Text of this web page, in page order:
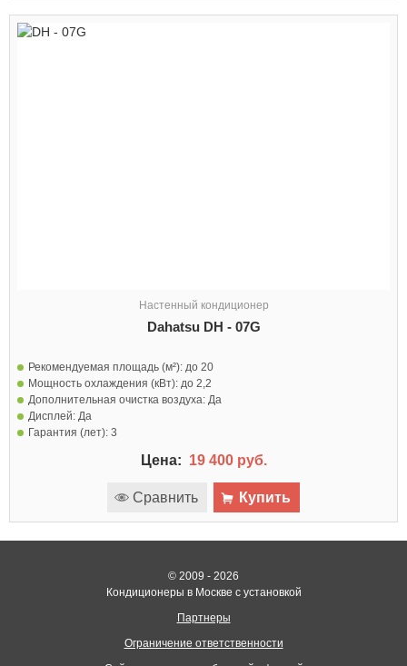
Настенный кондиционер
Dahatsu DH - 07G
Рекомендуемая площадь (м²): до 20
Мощность охлаждения (кВт): до 2,2
Дополнительная очистка воздуха: Да
Дисплей: Да
Гарантия (лет): 3
Цена: 19 400 руб.
Сравнить Купить
© 2009 - 2026
Кондиционеры в Москве с установкой
Партнеры
Ограничение ответственности